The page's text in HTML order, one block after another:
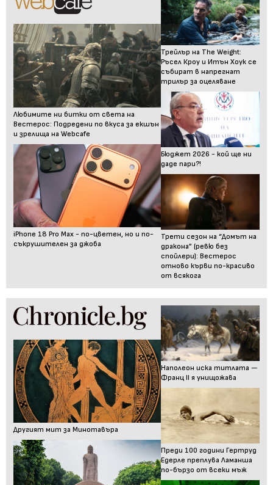
Любимите ни битки от света на
Вестерос: Подредени по вкуса за екшън
и зрелища на Webcafe
iPhone 18 Pro Max - по-цветен, но и по-
съкрушителен за джоба
Трейлър на The Weight:
Ръсел Кроу и Итън Хоук се
събират в напрегнат
трилър за оцеляване
Бюджет 2026 - кой ще ни
даде пари?!
Трети сезон на “Домът на
дракона” (ревю без
спойлери): Вестерос
отново кърви по-красиво
от всякога
Другият мит за Минотавъра
Наполеон иска титлата —
Франц II я унищожава
Преди 100 години Гертруд
Едерле преплува Ламанша
по-бързо от всеки мъж